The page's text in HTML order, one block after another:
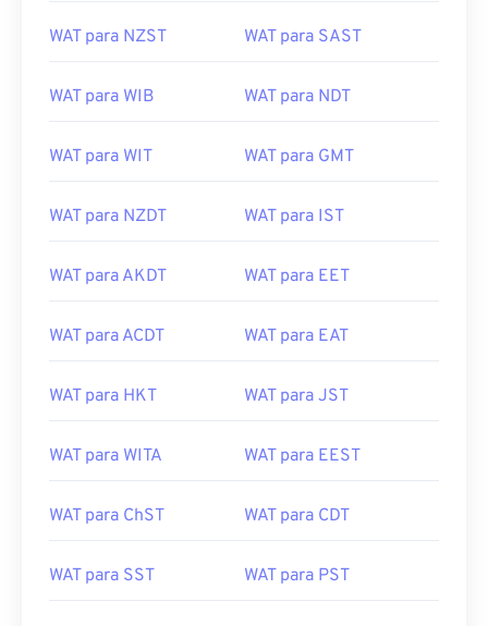
WAT para NZST WAT para SAST
WAT para WIB WAT para NDT
WAT para WIT WAT para GMT
WAT para NZDT WAT para IST
WAT para AKDT WAT para EET
WAT para ACDT WAT para EAT
WAT para HKT WAT para JST
WAT para WITA WAT para EEST
WAT para ChST WAT para CDT
WAT para SST WAT para PST